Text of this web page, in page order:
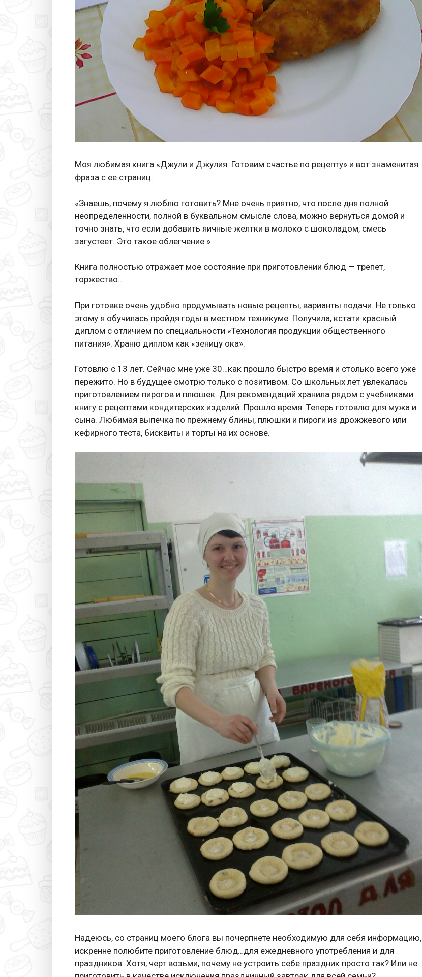
Моя любимая книга «Джули и Джулия: Готовим счастье по рецепту» и вот знаменитая
фраза с ее страниц:
«Знаешь, почему я люблю готовить? Мне очень приятно, что после дня полной
неопределенности, полной в буквальном смысле слова, можно вернуться домой и
точно знать, что если добавить яичные желтки в молоко с шоколадом, смесь
загустеет. Это такое облегчение.»
Книга полностью отражает мое состояние при приготовлении блюд — трепет,
торжество…
При готовке очень удобно продумывать новые рецепты, варианты подачи. Не только
этому я обучилась пройдя годы в местном техникуме. Получила, кстати красный
диплом с отличием по специальности «Технология продукции общественного
питания». Храню диплом как «зеницу ока».
Готовлю с 13 лет. Сейчас мне уже 30…как прошло быстро время и столько всего уже
пережито. Но в будущее смотрю только с позитивом. Со школьных лет увлекалась
приготовлением пирогов и плюшек. Для рекомендаций хранила рядом с учебниками
книгу с рецептами кондитерских изделий. Прошло время. Теперь готовлю для мужа и
сына. Любимая выпечка по прежнему блины, плюшки и пироги из дрожжевого или
кефирного теста, бисквиты и торты на их основе.
Надеюсь, со страниц моего блога вы почерпнете необходимую для себя информацию,
искренне полюбите приготовление блюд…для ежедневного употребления и для
праздников. Хотя, черт возьми, почему не устроить себе праздник просто так? Или не